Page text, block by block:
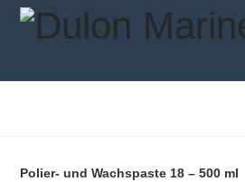
Polier- und Wachspaste 18 – 500 ml